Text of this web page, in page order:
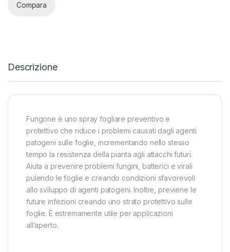
Compara
Descrizione
Fungone è uno spray fogliare preventivo e
protettivo che riduce i problemi causati dagli agenti
patogeni sulle foglie, incrementando nello stesso
tempo la resistenza della pianta agli attacchi futuri.
Aiuta a prevenire problemi fungini, batterici e virali
pulendo le foglie e creando condizioni sfavorevoli
allo sviluppo di agenti patogeni. Inoltre, previene le
future infezioni creando uno strato protettivo sulle
foglie. È estremamente utile per applicazioni
all’aperto.